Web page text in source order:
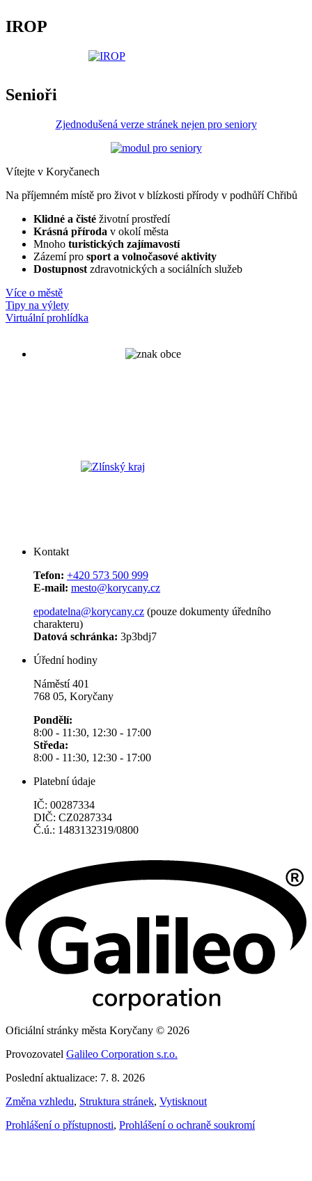
IROP
Senioři
Zjednodušená verze stránek nejen pro seniory
Vítejte v Koryčanech
Na příjemném místě pro život v blízkosti přírody v podhůří Chřibů
Klidné a čisté životní prostředí
Krásná příroda v okolí města
Mnoho turistických zajímavostí
Zázemí pro sport a volnočasové aktivity
Dostupnost zdravotnických a sociálních služeb
Více o městě
Tipy na výlety
Virtuální prohlídka
Kontakt
Tefon: +420 573 500 999
E-mail: mesto@korycany.cz
epodatelna@korycany.cz (pouze dokumenty úředního
charakteru)
Datová schránka: 3p3bdj7
Úřední hodiny
Náměstí 401
768 05, Koryčany
Pondělí:
8:00 - 11:30, 12:30 - 17:00
Středa:
8:00 - 11:30, 12:30 - 17:00
Platební údaje
IČ: 00287334
DIČ: CZ0287334
Č.ú.: 1483132319/0800
Oficiální stránky města Koryčany © 2026
Provozovatel Galileo Corporation s.r.o.
Poslední aktualizace: 7. 8. 2026
Změna vzhledu, Struktura stránek, Vytisknout
Prohlášení o přístupnosti, Prohlášení o ochraně soukromí